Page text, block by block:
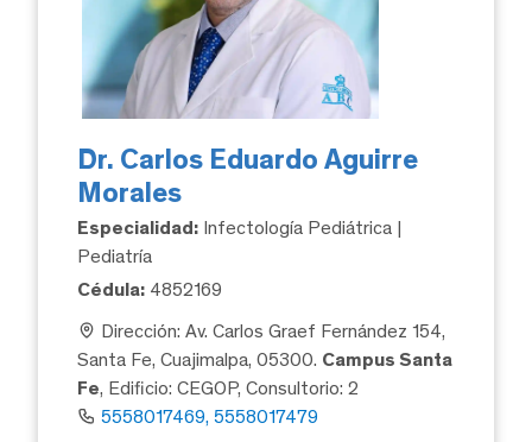
Dr. Carlos Eduardo Aguirre
Morales
Especialidad: Infectología Pediátrica |
Pediatría
Cédula: 4852169
Dirección: Av. Carlos Graef Fernández 154,
Santa Fe, Cuajimalpa, 05300. Campus Santa
Fe, Edificio: CEGOP, Consultorio: 2
5558017469, 5558017479